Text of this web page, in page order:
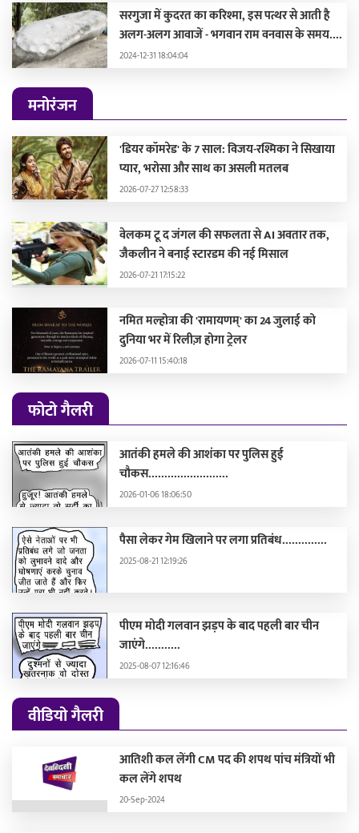
सरगुजा में कुदरत का करिश्मा, इस पत्थर से आती है
अलग-अलग आवाजें - भगवान राम वनवास के समय....
2024-12-31 18:04:04
मनोरंजन
'डियर कॉमरेड' के 7 साल: विजय-रश्मिका ने सिखाया
प्यार, भरोसा और साथ का असली मतलब
2026-07-27 12:58:33
वेलकम टू द जंगल की सफलता से AI अवतार तक,
जैकलीन ने बनाई स्टारडम की नई मिसाल
2026-07-21 17:15:22
नमित मल्होत्रा की 'रामायणम्' का 24 जुलाई को
दुनिया भर में रिलीज़ होगा ट्रेलर
2026-07-11 15:40:18
फोटो गैलरी
आतंकी हमले की आशंका पर पुलिस हुई
चौकस.........................
2026-01-06 18:06:50
पैसा लेकर गेम खिलाने पर लगा प्रतिबंध..............
2025-08-21 12:19:26
पीएम मोदी गलवान झड़प के बाद पहली बार चीन
जाएंगे...........
2025-08-07 12:16:46
वीडियो गैलरी
आतिशी कल लेंगी CM पद की शपथ पांच मंत्रियों भी
कल लेंगे शपथ
20-Sep-2024